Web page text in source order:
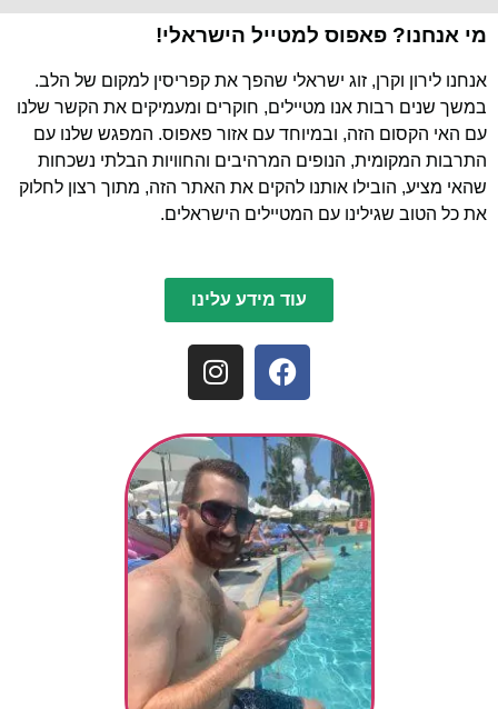
מי אנחנו? פאפוס למטייל הישראלי!
אנחנו לירון וקרן, זוג ישראלי שהפך את קפריסין למקום של הלב.
במשך שנים רבות אנו מטיילים, חוקרים ומעמיקים את הקשר שלנו
עם האי הקסום הזה, ובמיוחד עם אזור פאפוס. המפגש שלנו עם
התרבות המקומית, הנופים המרהיבים והחוויות הבלתי נשכחות
שהאי מציע, הובילו אותנו להקים את האתר הזה, מתוך רצון לחלוק
את כל הטוב שגילינו עם המטיילים הישראלים.
עוד מידע עלינו